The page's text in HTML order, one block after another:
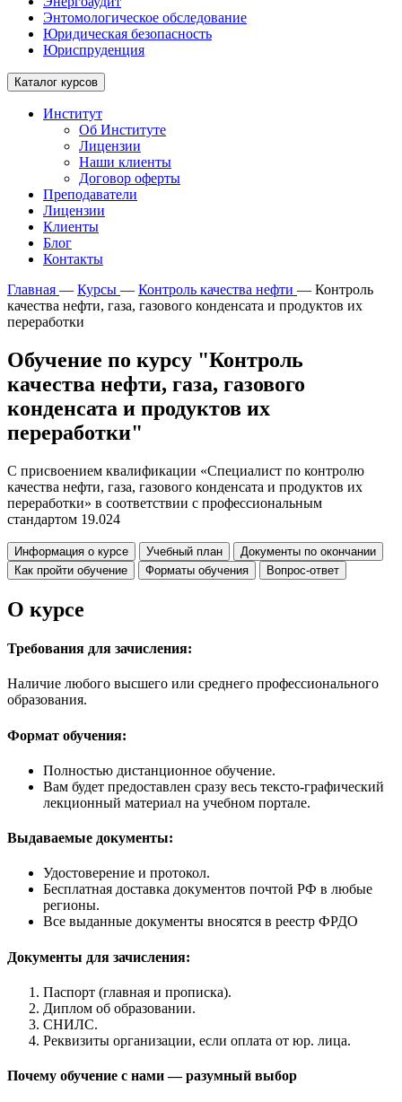
Энтомологическое обследование
Юридическая безопасность
Юриспруденция
Каталог курсов
Институт
Об Институте
Лицензии
Наши клиенты
Договор оферты
Преподаватели
Лицензии
Клиенты
Блог
Контакты
Главная — Курсы — Контроль качества нефти — Контроль
качества нефти, газа, газового конденсата и продуктов их
переработки
Обучение по курсу "Контроль
качества нефти, газа, газового
конденсата и продуктов их
переработки"
С присвоением квалификации «Специалист по контролю
качества нефти, газа, газового конденсата и продуктов их
переработки» в соответствии с профессиональным
стандартом 19.024
Информация о курсе Учебный план
Документы по окончании
Как пройти обучение
Форматы обучения Вопрос-ответ
О курсе
Требования для зачисления:
Наличие любого высшего или среднего профессионального
образования.
Формат обучения:
Полностью дистанционное обучение.
Вам будет предоставлен сразу весь тексто-графический
лекционный материал на учебном портале.
Выдаваемые документы:
Удостоверение и протокол.
Бесплатная доставка документов почтой РФ в любые
регионы.
Все выданные документы вносятся в реестр ФРДО
Документы для зачисления:
Паспорт (главная и прописка).
Диплом об образовании.
СНИЛС.
Реквизиты организации, если оплата от юр. лица.
Почему обучение с нами — разумный выбор